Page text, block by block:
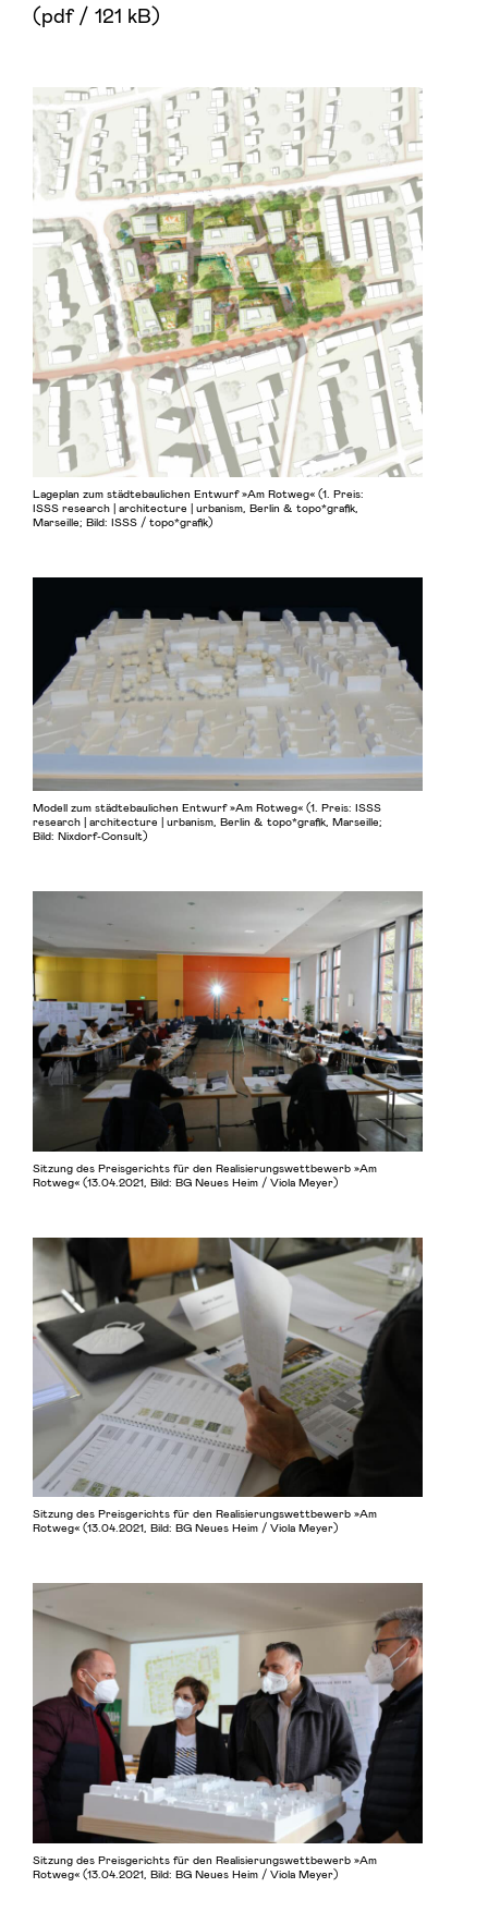
(pdf / 121 kB)
Lageplan zum städtebaulichen Entwurf »Am Rotweg« (1. Preis:
ISSS research | architecture | urbanism, Berlin & topo*grafik,
Marseille; Bild: ISSS / topo*grafik)
Modell zum städtebaulichen Entwurf »Am Rotweg« (1. Preis: ISSS
research | architecture | urbanism, Berlin & topo*grafik, Marseille;
Bild: Nixdorf-Consult)
Sitzung des Preisgerichts für den Realisierungswettbewerb »Am
Rotweg« (13.04.2021, Bild: BG Neues Heim / Viola Meyer)
Sitzung des Preisgerichts für den Realisierungswettbewerb »Am
Rotweg« (13.04.2021, Bild: BG Neues Heim / Viola Meyer)
Sitzung des Preisgerichts für den Realisierungswettbewerb »Am
Rotweg« (13.04.2021, Bild: BG Neues Heim / Viola Meyer)